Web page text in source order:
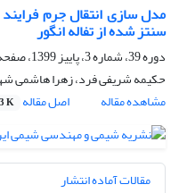
مدل سازی انتقال جرم
سنتز شده از تفاله انگور
دوره 39، شماره 3، پاییز 1399، صفحه
حکیمه شریفی فرد، زهرا هاشمی
مشاهده مقاله
اصل مقاله K
مقالات آماده انتشار